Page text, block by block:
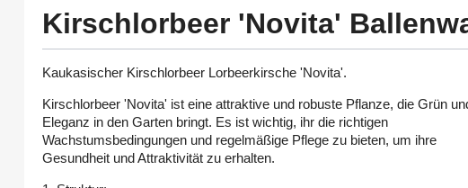
Kirschlorbeer 'Novita'
Kaukasischer Kirschlorbeer Lorbeerkirsche 'Novita'.
Kirschlorbeer 'Novita' ist eine attraktive und robuste Pflanze, die Grün
Eleganz in den Garten bringt. Es ist wichtig, ihr die richtigen
Wachstumsbedingungen und regelmäßige Pflege zu bieten, um ihre
Gesundheit und Attraktivität zu erhalten.